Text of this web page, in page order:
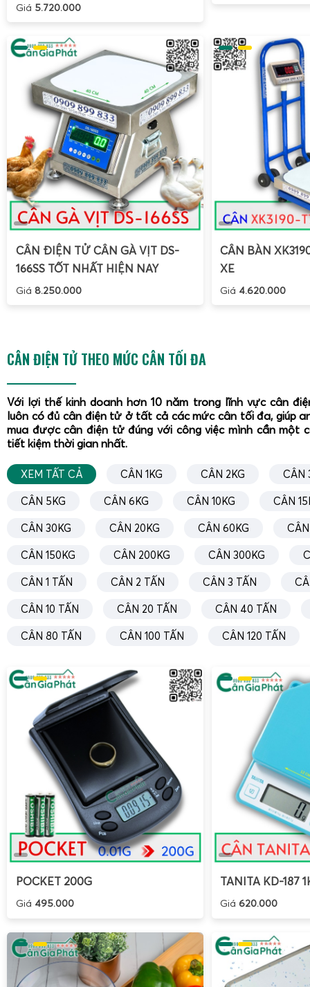
Giá 5.720.000
CÂN ĐIỆN TỬ CÂN GÀ VỊT DS-
166SS TỐT NHẤT HIỆN NAY
Giá 8.250.000
CÂN BÀN
XE
Giá 4.620.000
CÂN ĐIỆN TỬ THEO MỨC CÂN TỐI ĐA
Với lợi thế kinh doanh hơn 10 năm trong lĩnh vực cân
luôn có đủ cân điện tử ở tất cả các mức cân tối đa, giúp
mua được cân điện tử đúng với công việc mình cần một
tiết kiệm thời gian nhất.
XEM TẤT CẢ CÂN 1KG CÂN 2KG CÂN
CÂN 5KG CÂN 6KG CÂN 10KG CÂN
CÂN 30KG CÂN 20KG CÂN 60KG
CÂN 150KG CÂN 200KG CÂN 300KG
CÂN 1 TẤN CÂN 2 TẤN CÂN 3 TẤN
CÂN 10 TẤN CÂN 20 TẤN CÂN 40 TẤN
CÂN 80 TẤN CÂN 100 TẤN CÂN 120 TẤN
POCKET 200G
Giá 495.000
TANITA KD-187
Giá620.000